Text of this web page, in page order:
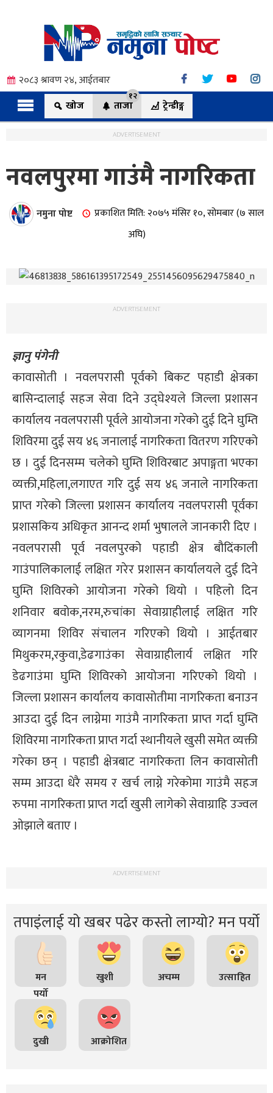
२०८३ श्रावण २४, आईतबार
खोज
ताजा
१२
ट्रेन्डीङ्ग
ADVERTISEMENT
नवलपुरमा गाउंमै नागरिकता
नमुना पोष्ट
प्रकाशित मिति: २०७५ मंसिर १०, सोमबार (७ साल
अघि)
ADVERTISEMENT
ज्ञानु पंगेनी
कावासोती । नवलपरासी पूर्वको बिकट पहाडी क्षेत्रका
बासिन्दालाई सहज सेवा दिने उद्घेश्यले जिल्ला प्रशासन
कार्यालय नवलपरासी पूर्वले आयोजना गरेको दुई दिने घुम्ति
शिविरमा दुई सय ४६ जनालाई नागरिकता वितरण गरिएको
छ । दुई दिनसम्म चलेको घुम्ति शिविरबाट अपाङ्गता भएका
व्यक्ती,महिला,लगाएत गरि दुई सय ४६ जनाले नागरिकता
प्राप्त गरेको जिल्ला प्रशासन कार्यालय नवलपरासी पूर्वका
प्रशासकिय अधिकृत आनन्द शर्मा भुषालले जानकारी दिए ।
नवलपरासी पूर्व नवलपुरको पहाडी क्षेत्र बौदिंकाली
गाउंपालिकालाई लक्षित गरेर प्रशासन कार्यालयले दुई दिने
घुम्ति शिविरको आयोजना गरेको थियो । पहिलो दिन
शनिवार बवोक,नरम,रुचांका सेवाग्राहीलाई लक्षित गरि
व्यागनमा शिविर संचालन गरिएको थियो । आईतबार
मिथुकरम,रकुवा,डेढगाउंका सेवाग्राहीलार्य लक्षित गरि
डेढगाउंमा घुम्ति शिविरको आयोजना गरिएको थियो ।
जिल्ला प्रशासन कार्यालय कावासोतीमा नागरिकता बनाउन
आउदा दुई दिन लाग्नेमा गाउंमै नागरिकता प्राप्त गर्दा घुम्ति
शिविरमा नागरिकता प्राप्त गर्दा स्थानीयले खुसी समेत व्यक्ती
गरेका छन् । पहाडी क्षेत्रबाट नागरिकता लिन कावासोती
सम्म आउदा धेरै समय र खर्च लाग्ने गरेकोमा गाउंमै सहज
रुपमा नागरिकता प्राप्त गर्दा खुसी लागेको सेवाग्राहि उज्वल
ओझाले बताए ।
ADVERTISEMENT
तपाइंलाई यो खबर पढेर कस्तो लाग्यो? मन पर्यो
मन
पर्यो
खुशी अचम्म उत्साहित
दुखी आक्रोशित